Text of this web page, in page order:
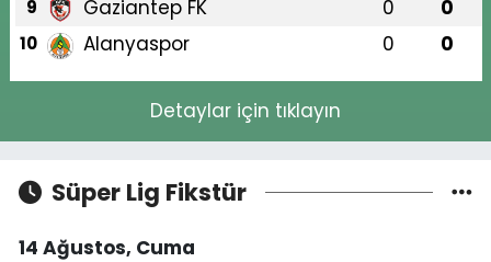
9 Gaziantep FK 0 0
10 Alanyaspor 0 0
Detaylar için tıklayın
Süper Lig Fikstür
14 Ağustos, Cuma